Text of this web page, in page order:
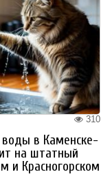
310
в Каменске-
на штатный
и Красногорском